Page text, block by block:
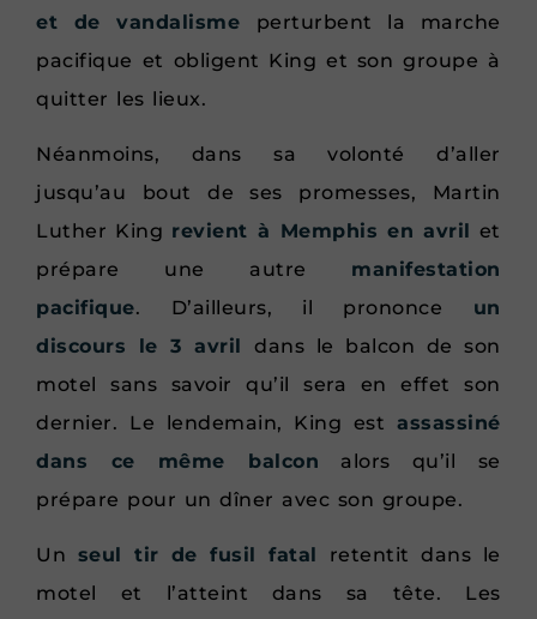
et de vandalisme perturbent la marche
pacifique et obligent King et son groupe à
quitter les lieux.
Néanmoins, dans sa volonté d’aller
jusqu’au bout de ses promesses, Martin
Luther King revient à Memphis en avril et
prépare une autre manifestation
pacifique. D’ailleurs, il prononce un
discours le 3 avrildans le balcon de son
motel sans savoir qu’il sera en effet son
dernier. Le lendemain, King estassassiné
dans ce même balcon alors qu’il se
prépare pour un dîner avec son groupe.
Un seul tir de fusil fatal retentit dans le
motel et l’atteint dans sa tête. Les